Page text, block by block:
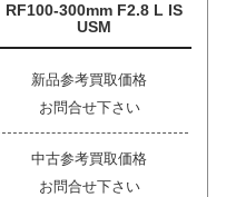
RF100-300mm F2.8 L IS
USM
新品参考買取価格
お問合せ下さい
中古参考買取価格
お問合せ下さい